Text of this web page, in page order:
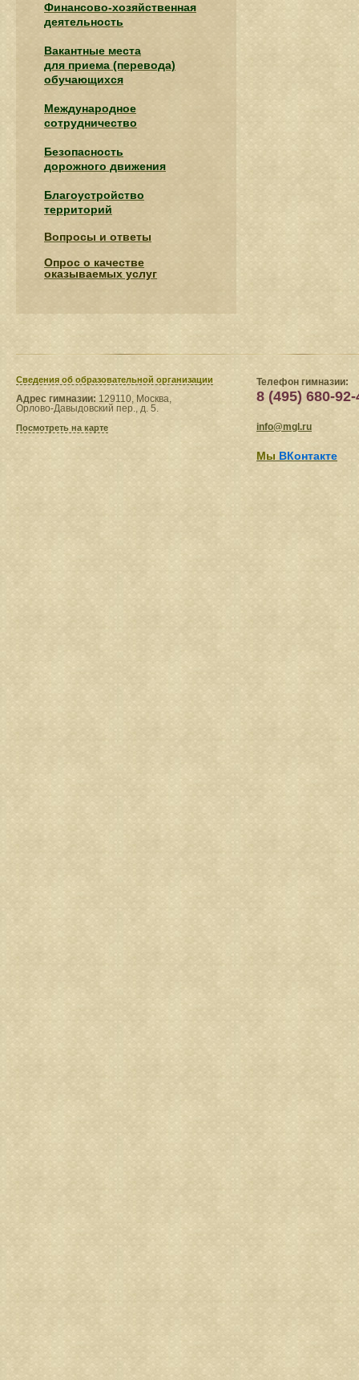
Финансово-хозяйственная
деятельность
Вакантные места
для приема (перевода)
обучающихся
Международное
сотрудничество
Безопасность
дорожного движения
Благоустройство
территорий
Вопросы и ответы
Опрос о качестве
оказываемых услуг
Сведения​ об образовательной организации
Адрес гимназии: 129110, Москва,
Орлово-Давыдовский пер., д. 5.
Посмотреть на карте
Телефон гимназии:
8 (495) 680-92-
info@mgl.ru
Мы ВКонтакте